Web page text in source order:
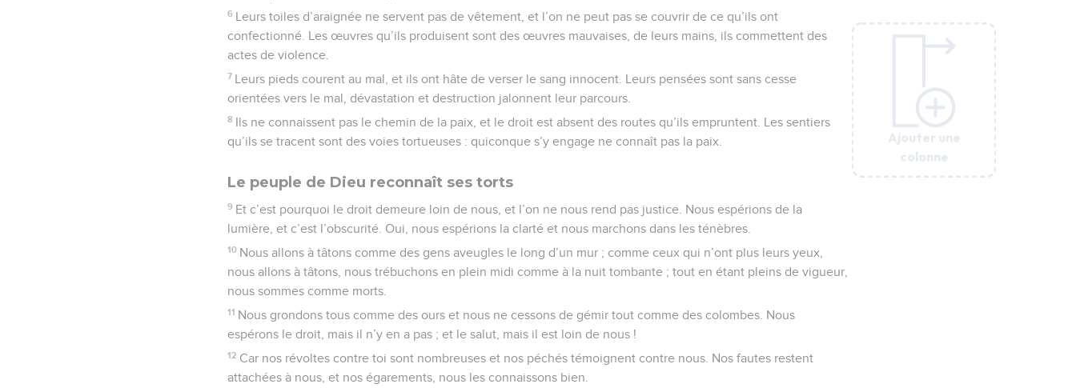
Ajouter une
colonne
Ajouter une
colonne
6 Leurs toiles d’araignée ne servent pas de vêtement, et l’on ne peut pas se couvrir de ce qu’ils ont
confectionné. Les œuvres qu’ils produisent sont des œuvres mauvaises, de leurs mains, ils commettent des
actes de violence.
7 Leurs pieds courent au mal, et ils ont hâte de verser le sang innocent. Leurs pensées sont sans cesse
orientées vers le mal, dévastation et destruction jalonnent leur parcours.
8 Ils ne connaissent pas le chemin de la paix, et le droit est absent des routes qu’ils empruntent. Les sentiers
qu’ils se tracent sont des voies tortueuses : quiconque s’y engage ne connaît pas la paix.
Le peuple de Dieu reconnaît ses torts
9 Et c’est pourquoi le droit demeure loin de nous, et l’on ne nous rend pas justice. Nous espérions de la
lumière, et c’est l’obscurité. Oui, nous espérions la clarté et nous marchons dans les ténèbres.
10 Nous allons à tâtons comme des gens aveugles le long d’un mur ; comme ceux qui n’ont plus leurs yeux,
nous allons à tâtons, nous trébuchons en plein midi comme à la nuit tombante ; tout en étant pleins de vigueur,
nous sommes comme morts.
11 Nous grondons tous comme des ours et nous ne cessons de gémir tout comme des colombes. Nous
espérons le droit, mais il n’y en a pas ; et le salut, mais il est loin de nous !
12 Car nos révoltes contre toi sont nombreuses et nos péchés témoignent contre nous. Nos fautes restent
attachées à nous, et nos égarements, nous les connaissons bien.
Ajouter une
colonne
Ajouter une
colonne
Ajouter une
colonne
Ajouter une
colonne
Ajouter une
colonne